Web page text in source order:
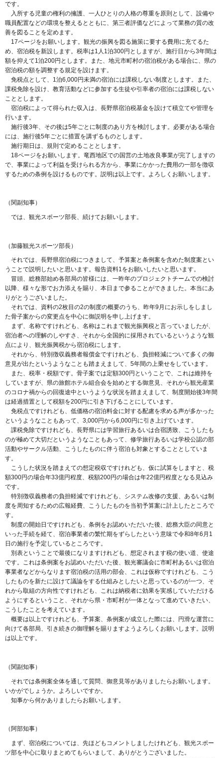
です。
入所する児童の権利の擁護、一人ひとりの人格の尊重を原則として、設備や
職員配置などの環境を整えるとともに、第三者評価などによって業務の質の改
善を図ることを定めます。
17ページをお願いします。観光の振興を図る施策に要する費用に充てるた
め、宿泊税を新設します。税率は1人1泊300円としますが、施行日から3年間は
額を抑えて1泊200円とします。また、地元市町村の宿泊税がある場合に、県の
宿泊税の額を調整する規定を設けます。
免税点として、1泊6,000円未満の宿泊には課税しない制度とします。また、
課税免除を設け、教育活動などに参加する生徒や引率者の宿泊には課税しない
こととします。
宿泊税によって得られた収入は、長野県宿泊税基金を設けて積立てや管理を
行います。
施行後3年、その後は5年ごとに制度のあり方を検討します。必要がある場合
には、施行後5年ごとに措置を講ずるものとします。
施行期日は、規則で定めることとします。
18ページをお願いします。竜西地区での国営の土地改良事業が完了しますの
で、事業によって利益を受けられる方から、事業にかかった費用の一部を徴収
するための条例を設けるものです。説明は以上です。よろしくお願いします。
（関副知事）
では、観光スポーツ部長、続けてお願いします。
（加藤観光スポーツ部長）
それでは、長野県宿泊税につきまして、予算案と条例案を含めた制度案とい
うことで説明したいと思います。報告資料1をお願いしたいと思います。
冒頭、総務部始め各部局の皆様には、一昨年のプロジェクトチームでの検討
以降、様々な形でお力添えを賜り、本日まで参ることができました。本当にあ
りがとうございました。
それでは、資料の2枚目の2の制度の概要のうち、昨年9月にお示しをしまし
た骨子案からの変更点を中心に御説明を申し上げます。
まず、名称ですけれども、名称はこれまで観光振興税と言っていましたが、
宿泊者への理解のしやすさ、それから全国的に採用されているというような観
点により、観光振興税から宿泊税にします。
それから、特別徴収義務者報償金ですけれども、負担軽減について多くの御
意見が出たというようなことも踏まえまして、5年間の上乗せをしています。
また、税率・税額です。骨子案では定額300円ということで、これは維持を
していますが、県の旅館ホテル組合会を始めとする御意見、それから観光産業
のコロナ禍からの回復途中というような状況を踏まえまして、制度開始後3年間
は経過措置として税額を200円に引き下げることにしています。
免税点ですけれども、低価格の宿泊料金に対する配慮を求める声が多かった
というようなこともあって、3,000円から6,000円に引き上げています。
課税免除ですけれども、長野県には学習旅行あるいは合宿誘致、こうしたも
のが極めて大切だというようなこともあって、修学旅行あるいは学校公認の部
活動やサークル活動、こうしたものに伴う宿泊も対象とすることとしていま
す。
こうした状況を踏まえての想定税収ですけれども、仮に試算をしますと、税
額300円の場合年33億円程度、税額200円の場合は年22億円程度となる見込み
です。
特別徴収義務者の負担軽減ですけれども、システム改修の支援、あるいは制
度を周知するための広報経費、こうしたものを当初予算案に計上したところで
す。
制度の開始日ですけれども、条例をお認めいただいた後、総務大臣の同意と
いった手続を経て、宿泊事業者の繁忙期をずらしたという意味で令和8年6月1
日の施行を予定しているところです。
別表ということで最後になりますけれども、想定されます税の使い道、使途
です。これは条例案をお認めいただいた後、観光審議会に市町村あるいは宿泊
事業者などからなります宿泊税の活用の部会、これは仮称ですけれども、こう
したものを新たに設けて議論をする仕組みとしたいと思っているのが一つ、そ
れから取組の方向性ですけれども、これは納税者に効果を実感していただける
ようにするということ、それから県・市町村が一体となって進めていきたい、
こうしたことを考えています。
概要は以上ですけれども、予算案、条例案が成立した際には、円滑な運営に
向けて各部局、引き続きの御理解を賜りますようよろしくお願いします。説明
は以上です。
（関副知事）
それでは条例案全体を通して質問、御意見等がありましたらお願いします。
いかがでしょうか。よろしいですか。
知事から何かありましたらお願いします。
（阿部知事）
まず、宿泊税については、先ほどもコメントしましたけれども、観光スポー
ツ部を中心に取りまとめてもらいまして、ありがとうございました。